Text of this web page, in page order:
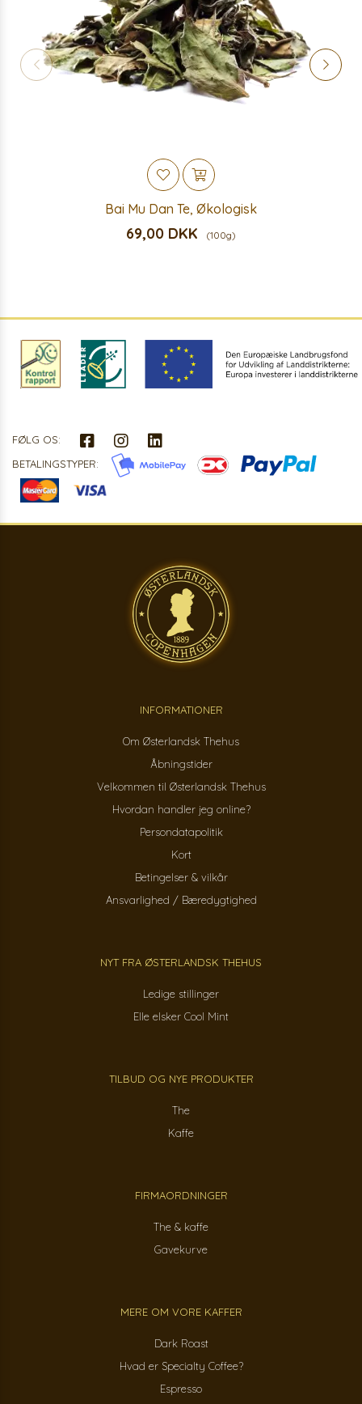
Bai Mu Dan Te, Økologisk
69,00 DKK (100g)
FØLG OS:
BETALINGSTYPER:
INFORMATIONER
Om Østerlandsk Thehus
Åbningstider
Velkommen til Østerlandsk Thehus
Hvordan handler jeg online?
Persondatapolitik
Kort
Betingelser & vilkår
Ansvarlighed / Bæredygtighed
NYT FRA ØSTERLANDSK THEHUS
Ledige stillinger
Elle elsker Cool Mint
TILBUD OG NYE PRODUKTER
The
Kaffe
FIRMAORDNINGER
The & kaffe
Gavekurve
MERE OM VORE KAFFER
Dark Roast
Hvad er Specialty Coffee?
Espresso